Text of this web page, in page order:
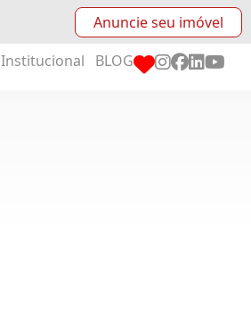
Anuncie seu imóvel
Institucional BLOG